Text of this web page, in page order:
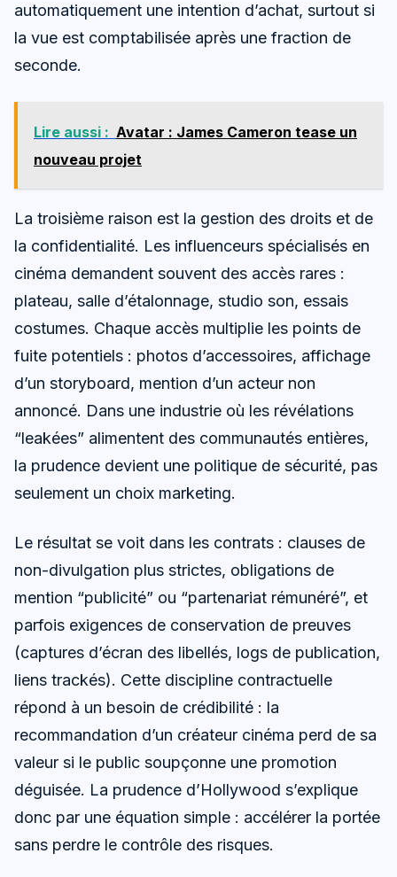
automatiquement une intention d’achat, surtout si
la vue est comptabilisée après une fraction de
seconde.
Lire aussi : Avatar : James Cameron tease un
nouveau projet
La troisième raison est la gestion des droits et de
la confidentialité. Les influenceurs spécialisés en
cinéma demandent souvent des accès rares :
plateau, salle d’étalonnage, studio son, essais
costumes. Chaque accès multiplie les points de
fuite potentiels : photos d’accessoires, affichage
d’un storyboard, mention d’un acteur non
annoncé. Dans une industrie où les révélations
“leakées” alimentent des communautés entières,
la prudence devient une politique de sécurité, pas
seulement un choix marketing.
Le résultat se voit dans les contrats : clauses de
non-divulgation plus strictes, obligations de
mention “publicité” ou “partenariat rémunéré”, et
parfois exigences de conservation de preuves
(captures d’écran des libellés, logs de publication,
liens trackés). Cette discipline contractuelle
répond à un besoin de crédibilité : la
recommandation d’un créateur cinéma perd de sa
valeur si le public soupçonne une promotion
déguisée. La prudence d’Hollywood s’explique
donc par une équation simple : accélérer la portée
sans perdre le contrôle des risques.